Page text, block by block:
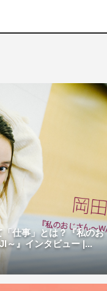
仕事」とは？『私のお
～』インタビュー |...